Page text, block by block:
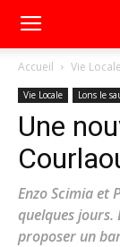
Accueil Vie Locale
Vie Locale Lons le
Une
Enzo Scimia et
quelques jours.
proposer un